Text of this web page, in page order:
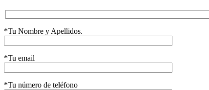
*Tu Nombre y Apellidos.
*Tu email
*Tu número de teléfono